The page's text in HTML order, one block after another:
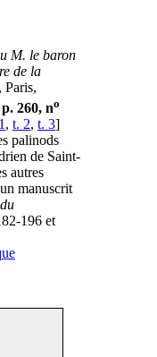
M. le baron
de la
, Paris,
260, no
, t. 2, t. 3]
palinods
de Saint-
autres
manuscrit
196 et